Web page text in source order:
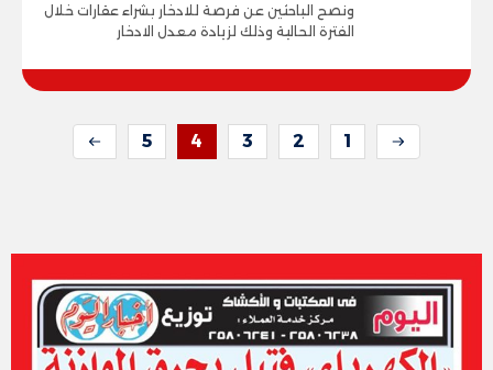
ونصح الباحثين عن فرصة للادخار بشراء عقارات خلال
الفترة الحالية وذلك لزيادة معدل الادخار
1
2
3
4
5